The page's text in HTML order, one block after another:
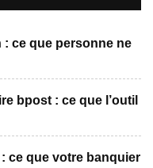
ce que personne ne
bpost : ce que l’outil
ce que votre banquier